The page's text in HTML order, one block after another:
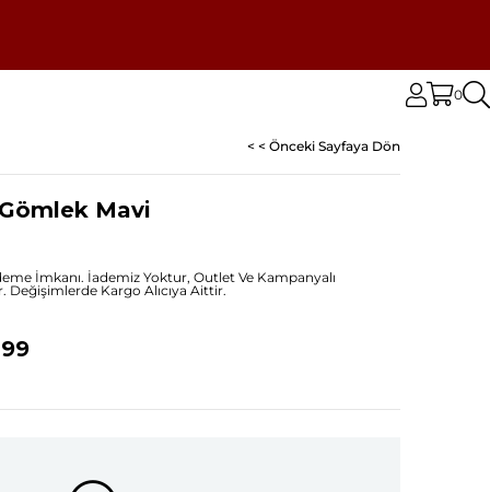
0
< < Önceki Sayfaya Dön
Mavi
İmkanı. İademiz Yoktur, Outlet Ve Kampanyalı
Kargo Alıcıya Aittir.